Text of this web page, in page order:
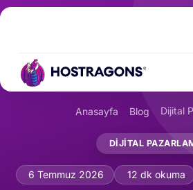
Anasayfa Blog Dijital
DIJITAL
Web Sitesi Göçü (Site
6 Temmuz 2026 12 dk okuma